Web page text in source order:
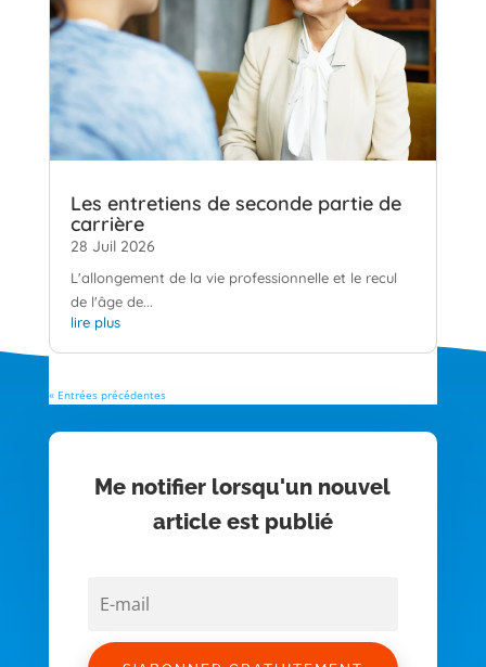
Les entretiens de seconde partie de
carrière
28 Juil 2026
L'allongement de la vie professionnelle et le recul
de l'âge de...
lire plus
« Entrées précédentes
Me notifier lorsqu'un nouvel
article est publié